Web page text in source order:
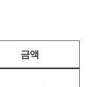
금액